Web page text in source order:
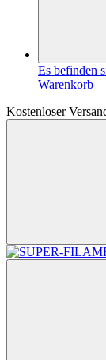
Es befinden
Warenkorb
Kostenloser